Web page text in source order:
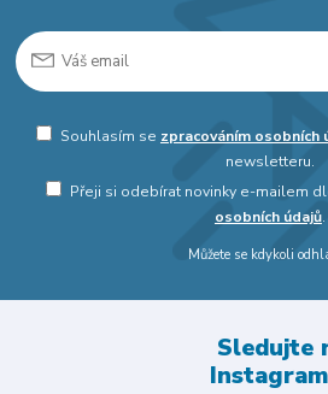
Souhlasím se zpracováním osobních
newsletteru.
Přeji si odebírat novinky e-mailem
osobních údajů.
Můžete se kdykoli
Sledujte